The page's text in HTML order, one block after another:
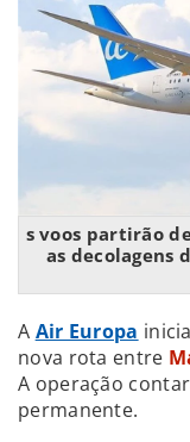
s voos partirão
as decolagens
A Air Europa
nova rota entre
A operação
permanente.